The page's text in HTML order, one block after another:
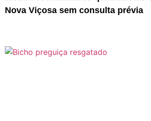
Nova Viçosa sem consulta prévia